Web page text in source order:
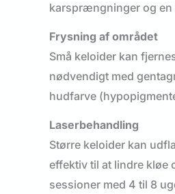
karsprængninger og
Frysning af området
Små keloider kan
nødvendigt med
hudfarve
Laserbehandling
Større keloider kan
effektiv til at lindre kløe
sessioner med 4 til 8